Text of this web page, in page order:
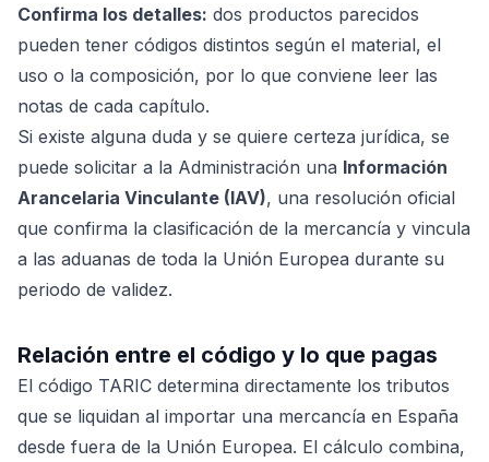
Confirma los detalles: dos productos parecidos
pueden tener códigos distintos según el material, el
uso o la composición, por lo que conviene leer las
notas de cada capítulo.
Si existe alguna duda y se quiere certeza jurídica, se
puede solicitar a la Administración una Información
Arancelaria Vinculante (IAV), una resolución oficial
que confirma la clasificación de la mercancía y vincula
a las aduanas de toda la Unión Europea durante su
periodo de validez.
Relación entre el código y lo que pagas
El código TARIC determina directamente los tributos
que se liquidan al importar una mercancía en España
desde fuera de la Unión Europea. El cálculo combina,